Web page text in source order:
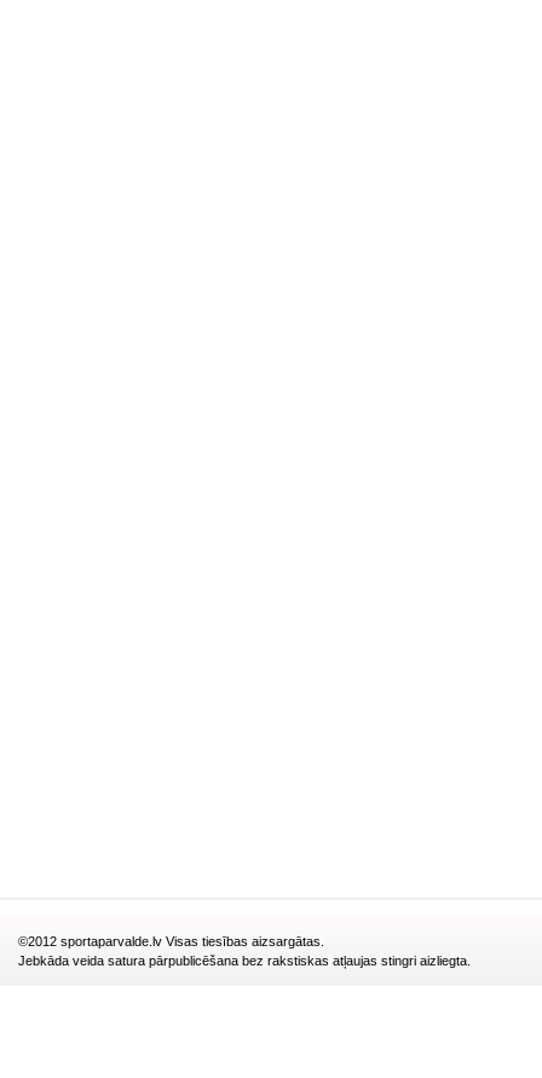
©2012 sportaparvalde.lv Visas tiesības aizsargātas.
Jebkāda veida satura pārpublicēšana bez rakstiskas atļaujas stingri aizliegta.